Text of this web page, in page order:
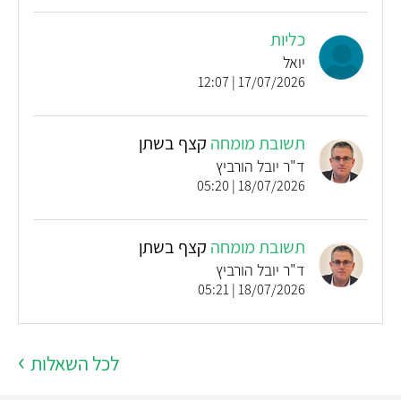
כליות
יואל
17/07/2026 | 12:07
תשובת מומחה קצף בשתן
ד"ר יובל הורביץ
18/07/2026 | 05:20
תשובת מומחה קצף בשתן
ד"ר יובל הורביץ
18/07/2026 | 05:21
לכל השאלות